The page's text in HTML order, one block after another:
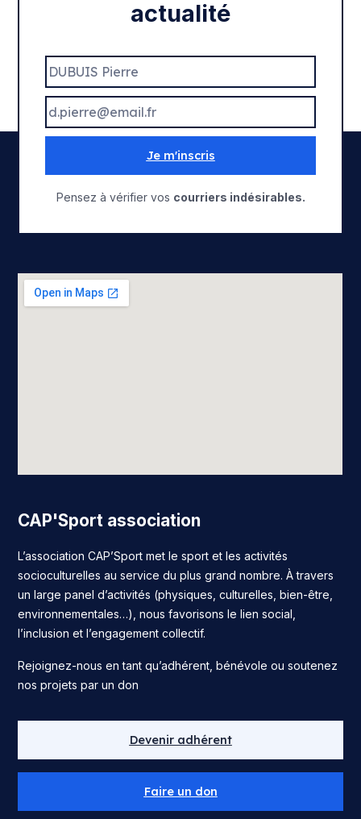
actualité
Je m'inscris
Pensez à vérifier vos courriers indésirables.
CAP'Sport association
L’association CAP’Sport met le sport et les activités
socioculturelles au service du plus grand nombre. À travers
un large panel d’activités (physiques, culturelles, bien-être,
environnementales…), nous favorisons le lien social,
l’inclusion et l’engagement collectif.
Rejoignez-nous en tant qu’adhérent, bénévole ou soutenez
nos projets par un don
Devenir adhérent
Faire un don